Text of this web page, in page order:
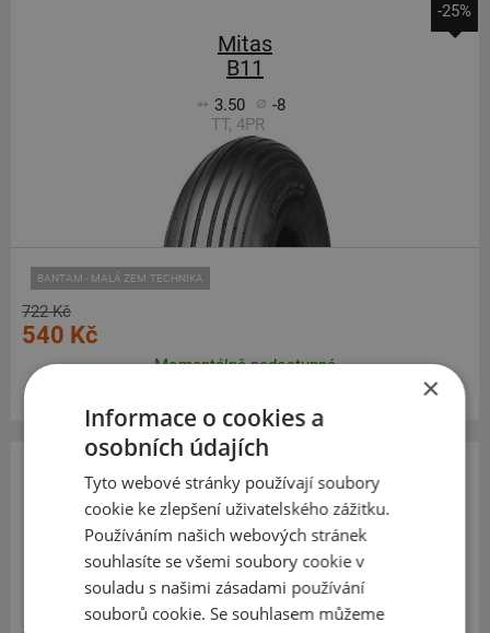
-25%
Mitas
B11
3.50
-8
TT, 4PR
BANTAM - MALÁ ZEM.TECHNIKA
722 Kč
540 Kč
Momentálně nedostupné
Deli
S-310
4.00
-4
TT, 4PR
×
Informace o cookies a
osobních údajích
Tyto webové stránky používají soubory
cookie ke zlepšení uživatelského zážitku.
Používáním našich webových stránek
souhlasíte se všemi soubory cookie v
souladu s našimi zásadami používání
souborů cookie. Se souhlasem můžeme